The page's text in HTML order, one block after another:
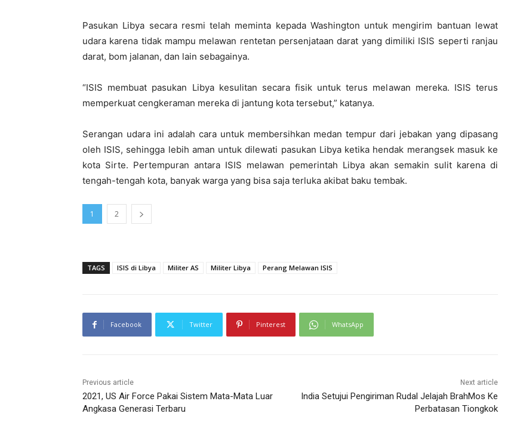
Pasukan Libya secara resmi telah meminta kepada Washington untuk mengirim bantuan lewat
udara karena tidak mampu melawan rentetan persenjataan darat yang dimiliki ISIS seperti ranjau
darat, bom jalanan, dan lain sebagainya.
“ISIS membuat pasukan Libya kesulitan secara fisik untuk terus melawan mereka. ISIS terus
memperkuat cengkeraman mereka di jantung kota tersebut,” katanya.
Serangan udara ini adalah cara untuk membersihkan medan tempur dari jebakan yang dipasang
oleh ISIS, sehingga lebih aman untuk dilewati pasukan Libya ketika hendak merangsek masuk ke
kota Sirte. Pertempuran antara ISIS melawan pemerintah Libya akan semakin sulit karena di
tengah-tengah kota, banyak warga yang bisa saja terluka akibat baku tembak.
1 2
TAGS ISIS di Libya Militer AS Militer Libya Perang Melawan ISIS
Facebook Twitter Pinterest WhatsApp
Previous article
2021, US Air Force Pakai Sistem Mata-Mata Luar
Angkasa Generasi Terbaru
Next article
India Setujui Pengiriman Rudal Jelajah BrahMos Ke
Perbatasan Tiongkok